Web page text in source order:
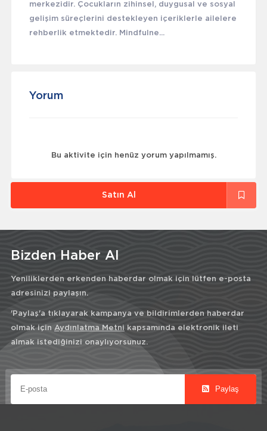
merkezidir. Çocukların zihinsel, duygusal ve sosyal
gelişim süreçlerini destekleyen içeriklerle ailelere
rehberlik etmektedir. Mindfulne...
Yorum
Bu aktivite için henüz yorum yapılmamış.
Satın Al
Bizden Haber Al
Yeniliklerden erkenden haberdar olmak için lütfen e-posta
adresinizi paylaşın.
'Paylaş'a tıklayarak kampanya ve bildirimlerden haberdar
olmak için Aydınlatma Metni kapsamında elektronik ileti
almak istediğinizi onaylıyorsunuz.
Paylaş